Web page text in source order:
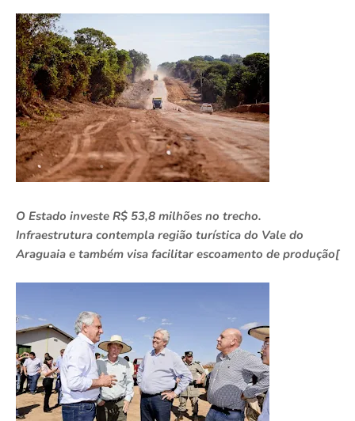
O Estado investe R$ 53,8 milhões no trecho.
Infraestrutura contempla região turística do Vale do
Araguaia e também visa facilitar escoamento de produção[